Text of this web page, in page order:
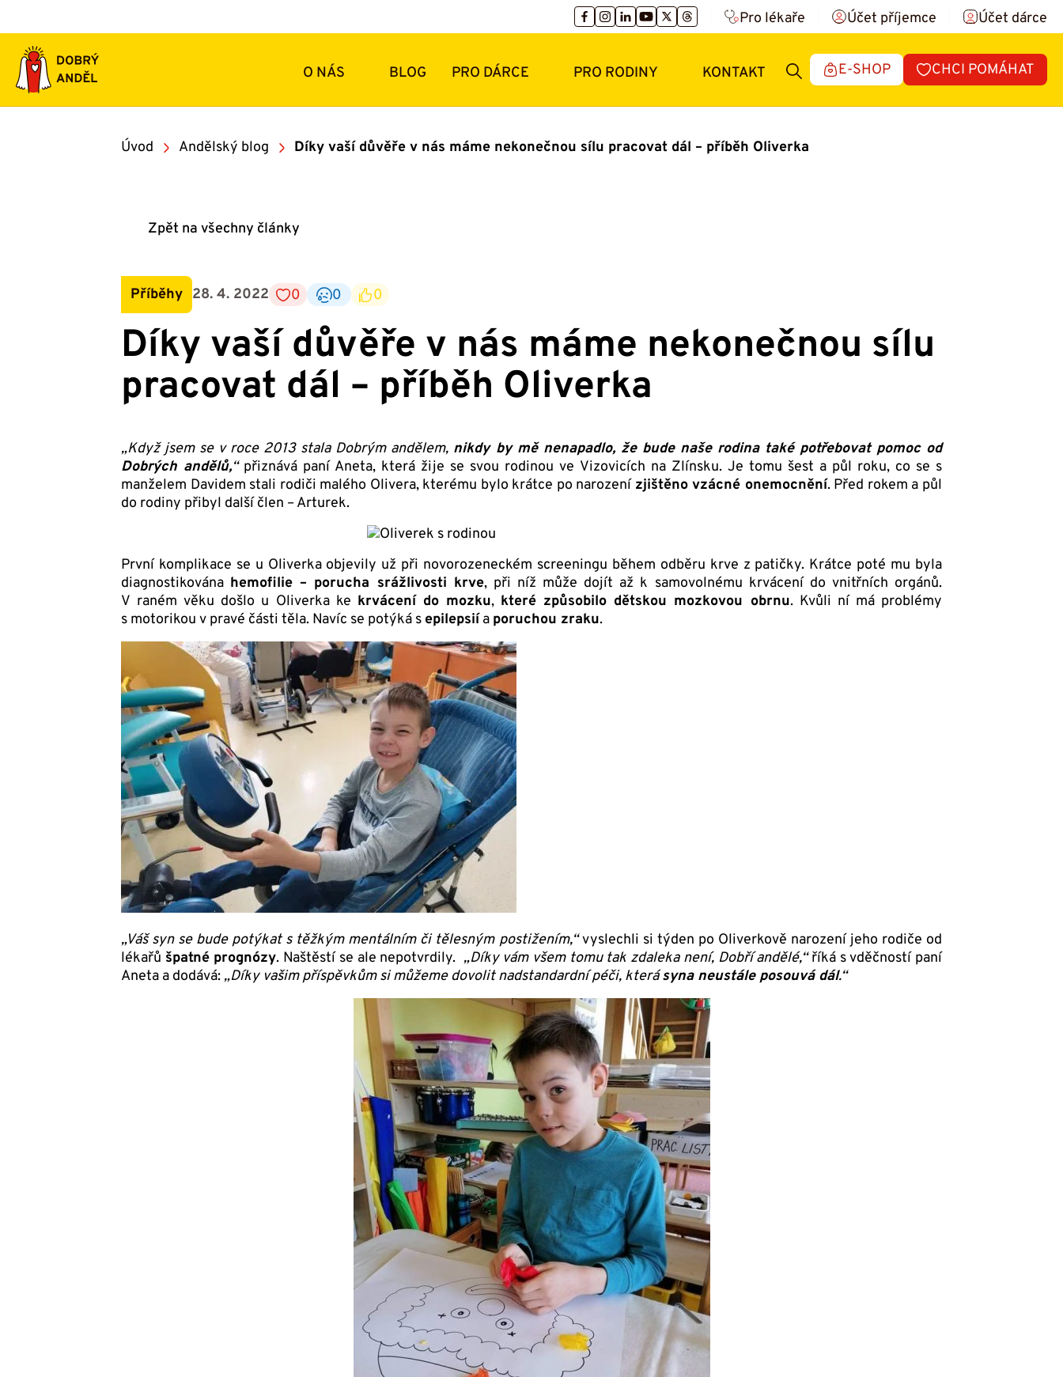
obsah
Pro lékaře Účet příjemce Účet dárce
O NÁS BLOG PRO DÁRCE PRO RODINY KONTAKT E-SHOP CHCI POMÁHAT
Úvod Andělský blog Díky vaší důvěře v nás máme nekonečnou sílu pracovat dál – příběh Oliverka
Zpět na všechny články
Příběhy 28. 4. 2022 0 0 0
Díky vaší důvěře v nás máme nekonečnou sílu
pracovat dál – příběh Oliverka
„Když jsem se v roce 2013 stala Dobrým andělem, nikdy by mě nenapadlo, že bude naše rodina také potřebovat pomoc od
Dobrých andělů,“přiznává paní Aneta, která žije se svou rodinou ve Vizovicích na Zlínsku. Je tomu šest a půl roku, co se s
manželem Davidem stali rodiči malého Olivera, kterému bylo krátce po narození zjištěno vzácné onemocnění. Před rokem a půl
do rodiny přibyl další člen – Arturek.
První komplikace se u Oliverka objevily už při novorozeneckém screeningu během odběru krve z patičky. Krátce poté mu byla
diagnostikována hemofilie – porucha srážlivosti krve, při níž může dojít až k samovolnému krvácení do vnitřních orgánů.
V raném věku došlo u Oliverka ke krvácení do mozku, které způsobilo dětskou mozkovou obrnu. Kvůli ní má problémy
s motorikou v pravé části těla. Navíc se potýká s epilepsiía poruchou zraku.
„Váš syn se bude potýkat s těžkým mentálním či tělesným postižením,“vyslechli si týden po Oliverkově narození jeho rodiče od
lékařů špatné prognózy. Naštěstí se ale nepotvrdily. „Díky vám všem tomu tak zdaleka není, Dobří andělé,“říká s vděčností paní
Aneta a dodává: „Díky vašim příspěvkům si můžeme dovolit nadstandardní péči, kterásyna neustále posouvá dál.“